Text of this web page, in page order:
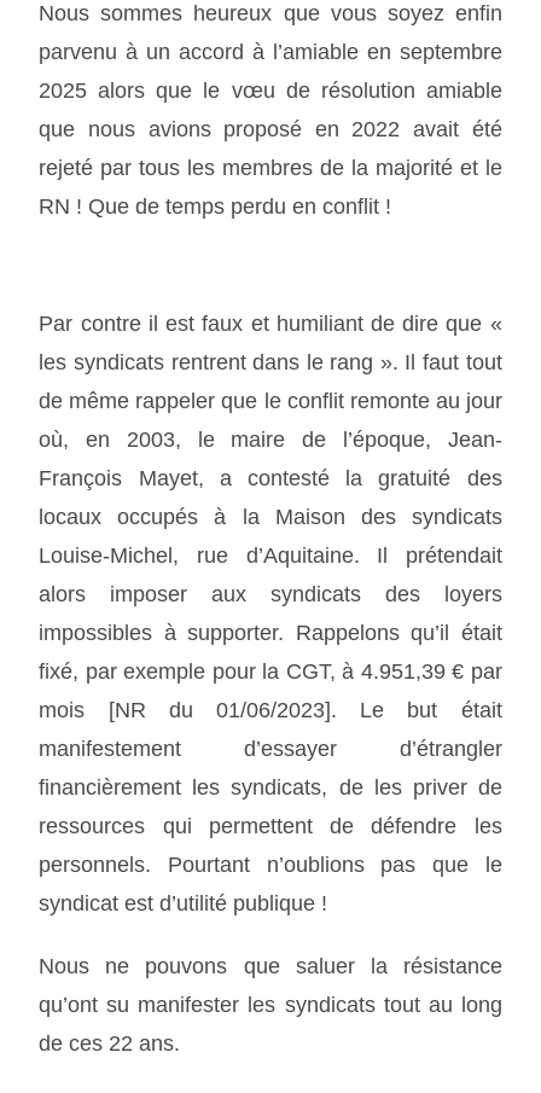
Nous sommes heureux que vous soyez enfin
parvenu à un accord à l’amiable en septembre
2025 alors que le vœu de résolution amiable
que nous avions proposé en 2022 avait été
rejeté par tous les membres de la majorité et le
RN ! Que de temps perdu en conflit !
Par contre il est faux et humiliant de dire que «
les syndicats rentrent dans le rang ». Il faut tout
de même rappeler que le conflit remonte au jour
où, en 2003, le maire de l’époque, Jean-
François Mayet, a contesté la gratuité des
locaux occupés à la Maison des syndicats
Louise-Michel, rue d’Aquitaine. Il prétendait
alors imposer aux syndicats des loyers
impossibles à supporter. Rappelons qu’il était
fixé, par exemple pour la CGT, à 4.951,39 € par
mois [NR du 01/06/2023]. Le but était
manifestement d’essayer d’étrangler
financièrement les syndicats, de les priver de
ressources qui permettent de défendre les
personnels. Pourtant n’oublions pas que le
syndicat est d’utilité publique !
Nous ne pouvons que saluer la résistance
qu’ont su manifester les syndicats tout au long
de ces 22 ans.